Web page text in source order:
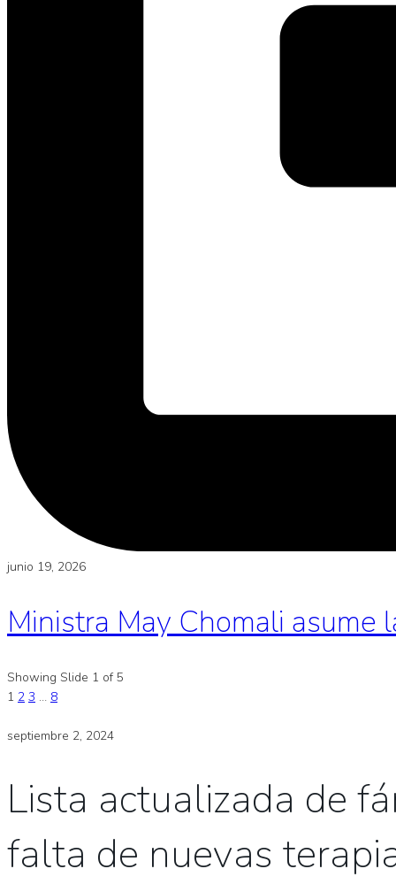
junio 19, 2026
Ministra May Chomali asume
Showing Slide 1 of 5
1 2 3 … 8
septiembre 2, 2024
Lista actualizada de
falta de nuevas